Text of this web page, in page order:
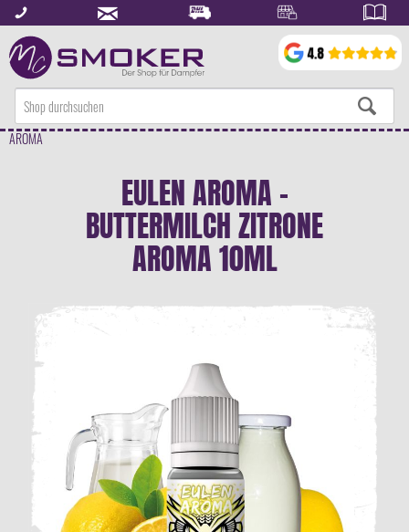
AROMA
EULEN AROMA -
BUTTERMILCH ZITRONE
AROMA 10ML